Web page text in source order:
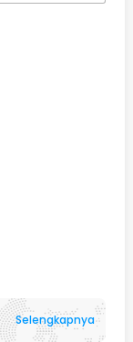
Selengkapnya